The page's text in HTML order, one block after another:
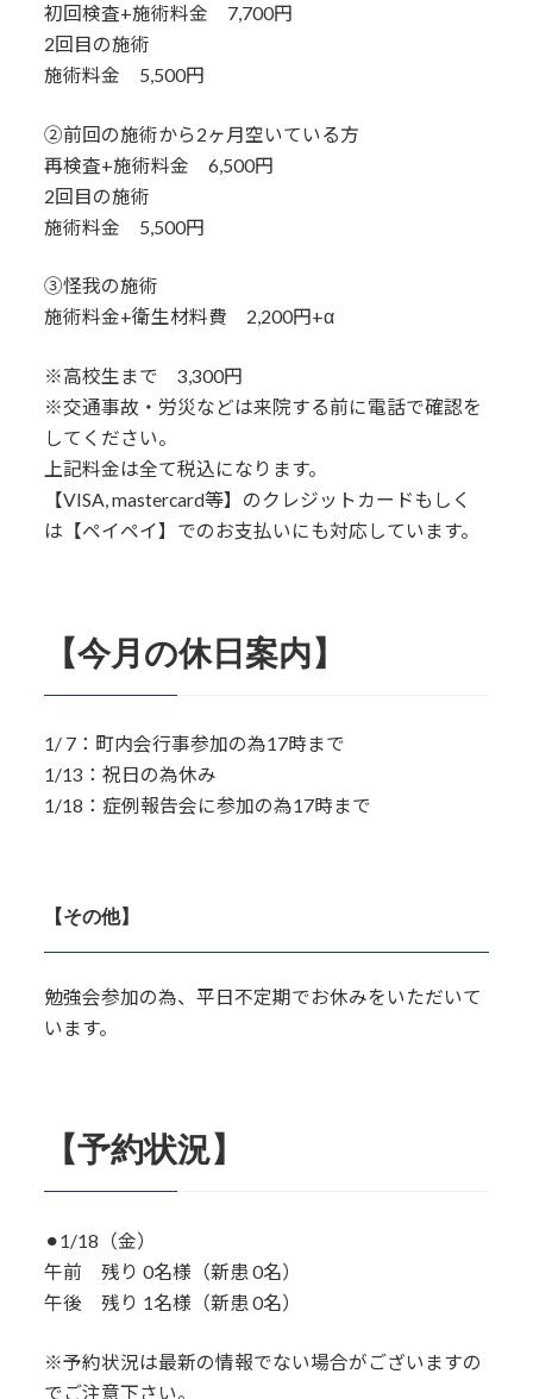
初回検査+施術料金 7,700円
2回目の施術
施術料金 5,500円
②前回の施術から2ヶ月空いている方
再検査+施術料金 6,500円
2回目の施術
施術料金 5,500円
③怪我の施術
施術料金+衛生材料費 2,200円+α
※高校生まで 3,300円
※交通事故・労災などは来院する前に電話で確認を
してください。
上記料金は全て税込になります。
【VISA, mastercard等】のクレジットカードもしく
は【ペイペイ】でのお支払いにも対応しています。
【今月の休日案内】
1/ 7：町内会行事参加の為17時まで
1/13：祝日の為休み
1/18：症例報告会に参加の為17時まで
【その他】
勉強会参加の為、平日不定期でお休みをいただいて
います。
【予約状況】
⚫︎1/18（金）
午前 残り 0名様（新患 0名）
午後 残り 1名様（新患 0名）
※予約状況は最新の情報でない場合がございますの
でご注意下さい。